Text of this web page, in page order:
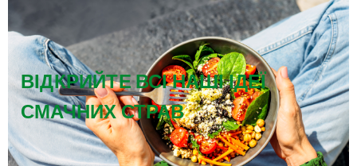
ВІДКРИЙТЕ ВСІ НАШІ ІДЕЇ
СМАЧНИХ СТРАВ